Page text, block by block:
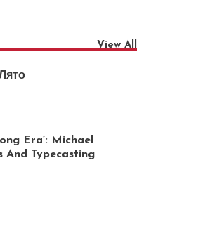
View All
Era’: Michael
And Typecasting